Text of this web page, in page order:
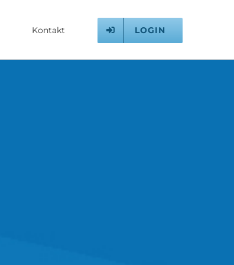
Kontakt LOGIN